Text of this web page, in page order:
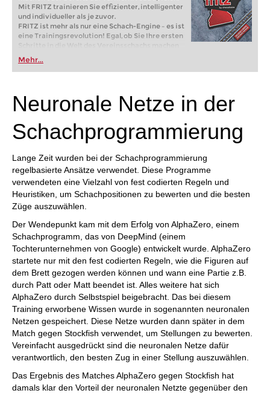
Mit FRITZ trainieren Sie effizienter, intelligenter
und individueller als je zuvor.
FRITZ ist mehr als nur eine Schach-Engine – es ist
eine Trainingsrevolution! Egal, ob Sie Ihre ersten
Schritte in die Welt des Vereinsschachs machen
oder bereits auf Turnierniveau spielen: Mit
FRITZ trainieren Sie effizienter, intelligenter und
individueller als je zuvor.
Mehr...
Neuronale Netze in der
Schachprogrammierung
Lange Zeit wurden bei der Schachprogrammierung
regelbasierte Ansätze verwendet. Diese Programme
verwendeten eine Vielzahl von fest codierten Regeln und
Heuristiken, um Schachpositionen zu bewerten und die besten
Züge auszuwählen.
Der Wendepunkt kam mit dem Erfolg von AlphaZero, einem
Schachprogramm, das von DeepMind (einem
Tochterunternehmen von Google) entwickelt wurde. AlphaZero
startete nur mit den fest codierten Regeln, wie die Figuren auf
dem Brett gezogen werden können und wann eine Partie z.B.
durch Patt oder Matt beendet ist. Alles weitere hat sich
AlphaZero durch Selbstspiel beigebracht. Das bei diesem
Training erworbene Wissen wurde in sogenannten neuronalen
Netzen gespeichert. Diese Netze wurden dann später in dem
Match gegen Stockfish verwendet, um Stellungen zu bewerten.
Vereinfacht ausgedrückt sind die neuronalen Netze dafür
verantwortlich, den besten Zug in einer Stellung auszuwählen.
Das Ergebnis des Matches AlphaZero gegen Stockfish hat
damals klar den Vorteil der neuronalen Netzte gegenüber den